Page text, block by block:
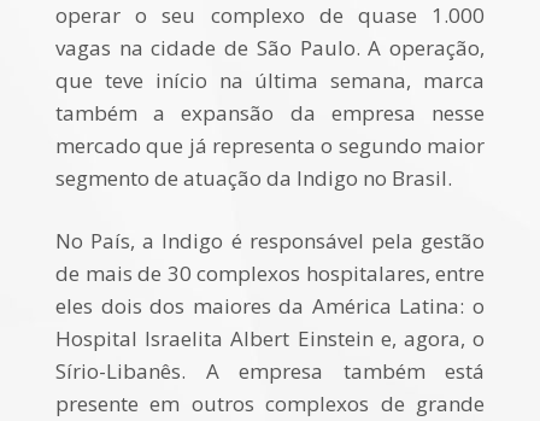
operar o seu complexo de quase 1.000
vagas na cidade de São Paulo. A operação,
que teve início na última semana, marca
também a expansão da empresa nesse
mercado que já representa o segundo maior
segmento de atuação da Indigo no Brasil.
No País, a Indigo é responsável pela gestão
de mais de 30 complexos hospitalares, entre
eles dois dos maiores da América Latina: o
Hospital Israelita Albert Einstein e, agora, o
Sírio-Libanês. A empresa também está
presente em outros complexos de grande